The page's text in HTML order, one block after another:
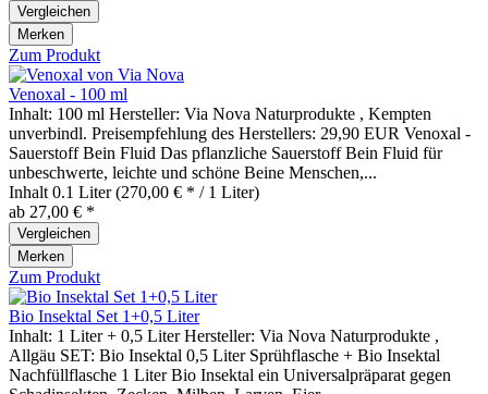
Vergleichen
Merken
Zum Produkt
Venoxal - 100 ml
Inhalt: 100 ml Hersteller: Via Nova Naturprodukte , Kempten
unverbindl. Preisempfehlung des Herstellers: 29,90 EUR Venoxal -
Sauerstoff Bein Fluid Das pflanzliche Sauerstoff Bein Fluid für
unbeschwerte, leichte und schöne Beine Menschen,...
Inhalt 0.1 Liter(270,00 € * / 1 Liter)
ab 27,00 € *
Vergleichen
Merken
Zum Produkt
Bio Insektal Set 1+0,5 Liter
Inhalt: 1 Liter + 0,5 Liter Hersteller: Via Nova Naturprodukte ,
Allgäu SET: Bio Insektal 0,5 Liter Sprühflasche + Bio Insektal
Nachfüllflasche 1 Liter Bio Insektal ein Universalpräparat gegen